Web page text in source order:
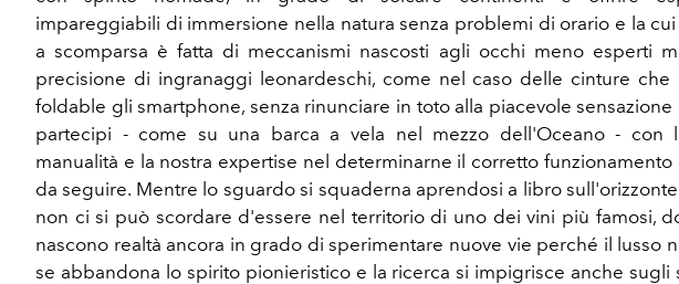
impareggiabili di immersione nella natura senza problemi di orario e la cui
a scomparsa è fatta di meccanismi nascosti agli occhi meno esperti
precisione di ingranaggi leonardeschi, come nel caso delle cinture che
foldable gli smartphone, senza rinunciare in toto alla piacevole sensazione
partecipi - come su una barca a vela nel mezzo dell'Oceano - con
manualità e la nostra expertise nel determinarne il corretto funzionamento
da seguire. Mentre lo sguardo si squaderna aprendosi a libro
non ci si può scordare d'essere nel territorio di uno dei vini più famosi,
nascono realtà ancora in grado di sperimentare nuove vie perché il lusso
se abbandona lo spirito pionieristico e la ricerca si impigrisce anche sugli